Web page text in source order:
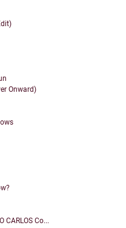
Onward)
CARLOS Co...